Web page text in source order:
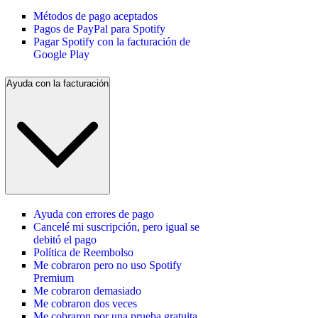
Métodos de pago aceptados
Pagos de PayPal para Spotify
Pagar Spotify con la facturación de
Google Play
Ayuda con la facturación
Ayuda con errores de pago
Cancelé mi suscripción, pero igual se
debitó el pago
Política de Reembolso
Me cobraron pero no uso Spotify
Premium
Me cobraron demasiado
Me cobraron dos veces